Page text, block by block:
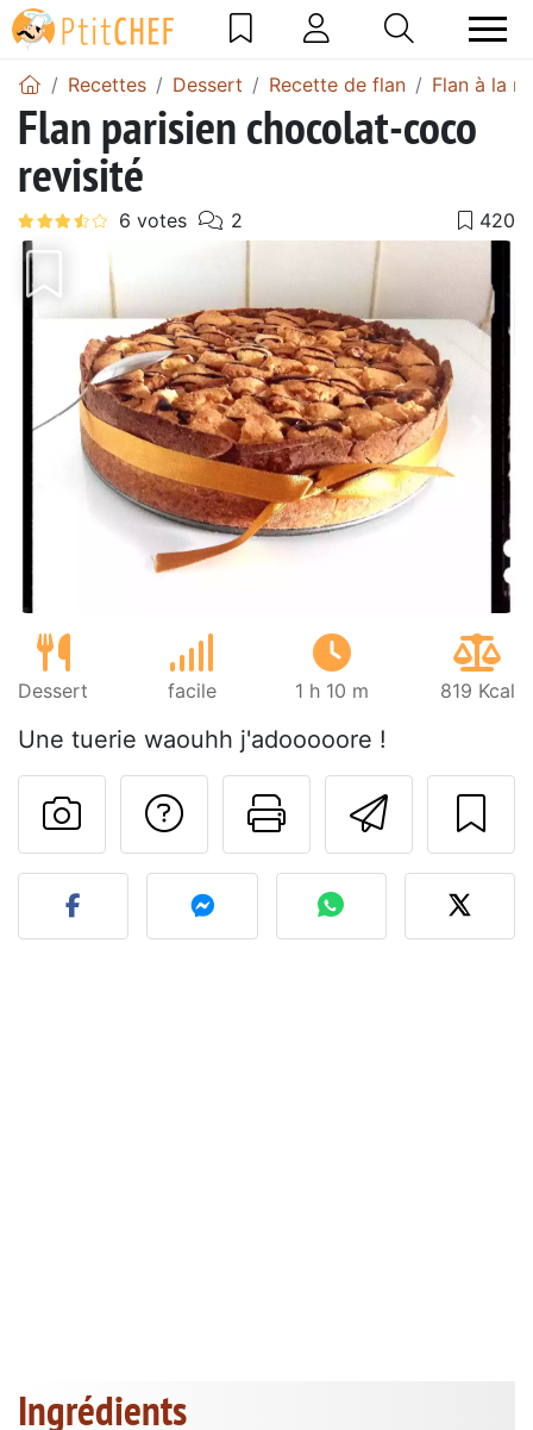
Recettes Dessert Recette de flan Flan à la
Flan parisien chocolat-coco
revisité
Précédent
Dessert facile 1 h 10 m 819 Kcal
Une tuerie waouhh j'adooooore !
Imprimer
Poser une
Publier votre photo de
Ingrédients